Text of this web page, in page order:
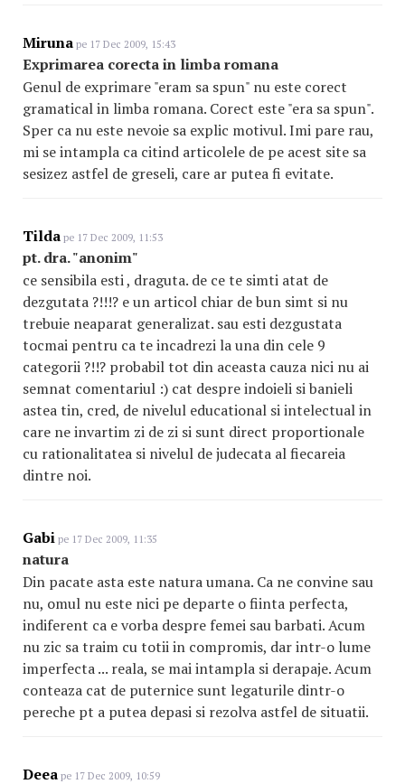
Miruna pe 17 Dec 2009, 15:43
Exprimarea corecta in limba romana
Genul de exprimare "eram sa spun" nu este corect
gramatical in limba romana. Corect este "era sa spun".
Sper ca nu este nevoie sa explic motivul. Imi pare rau,
mi se intampla ca citind articolele de pe acest site sa
sesizez astfel de greseli, care ar putea fi evitate.
Tilda pe 17 Dec 2009, 11:53
pt. dra. "anonim"
ce sensibila esti , draguta. de ce te simti atat de
dezgutata ?!!!? e un articol chiar de bun simt si nu
trebuie neaparat generalizat. sau esti dezgustata
tocmai pentru ca te incadrezi la una din cele 9
categorii ?!!? probabil tot din aceasta cauza nici nu ai
semnat comentariul :) cat despre indoieli si banieli
astea tin, cred, de nivelul educational si intelectual in
care ne invartim zi de zi si sunt direct proportionale
cu rationalitatea si nivelul de judecata al fiecareia
dintre noi.
Gabi pe 17 Dec 2009, 11:35
natura
Din pacate asta este natura umana. Ca ne convine sau
nu, omul nu este nici pe departe o fiinta perfecta,
indiferent ca e vorba despre femei sau barbati. Acum
nu zic sa traim cu totii in compromis, dar intr-o lume
imperfecta ... reala, se mai intampla si derapaje. Acum
conteaza cat de puternice sunt legaturile dintr-o
pereche pt a putea depasi si rezolva astfel de situatii.
Deea pe 17 Dec 2009, 10:59